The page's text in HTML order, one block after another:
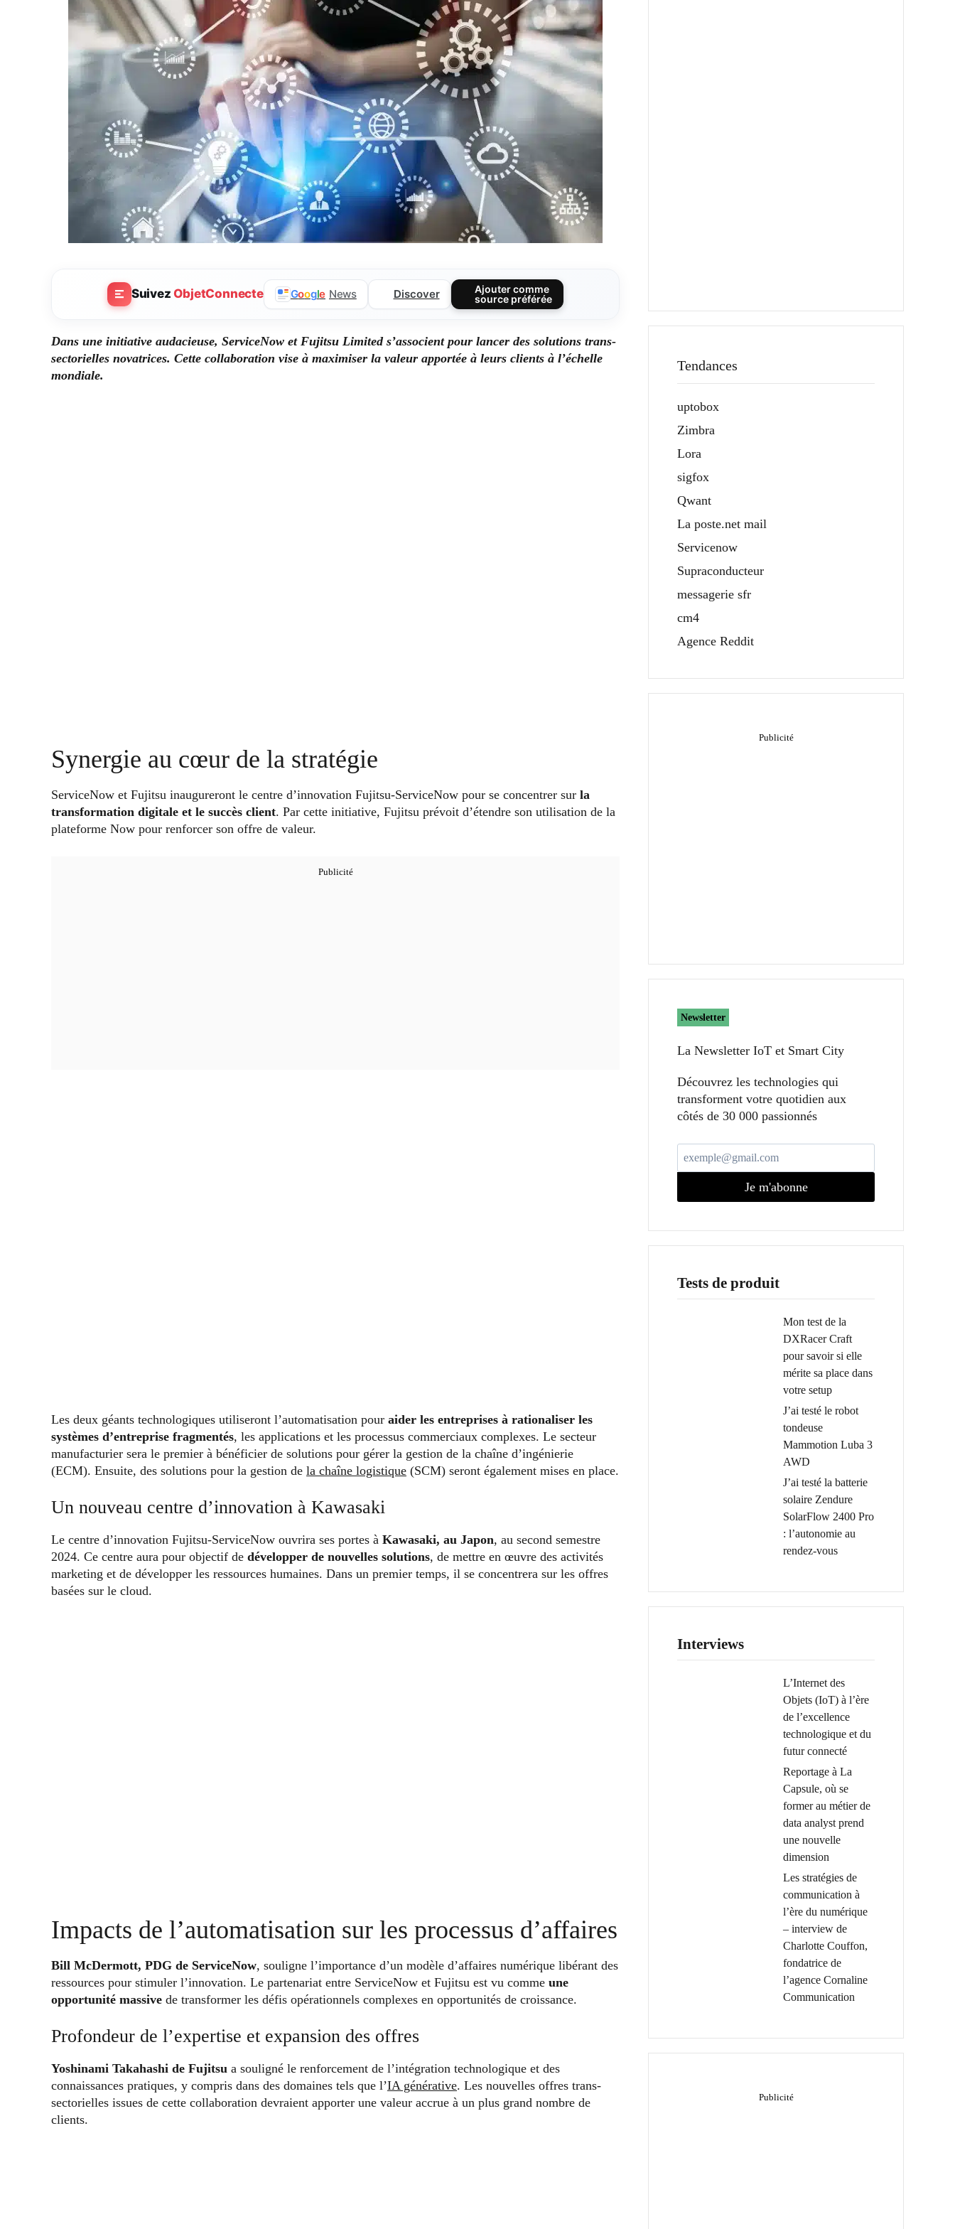
SuivezObjetConnecte Google News Discover
Ajouter comme
source préférée
Dans une initiative audacieuse, ServiceNow et Fujitsu Limited s’associent pour lancer des solutions trans-
sectorielles novatrices. Cette collaboration vise à maximiser la valeur apportée à leurs clients à l’échelle
mondiale.
Synergie au cœur de la stratégie
ServiceNow et Fujitsu inaugureront le centre d’innovation Fujitsu-ServiceNow pour se concentrer sur la
transformation digitale et le succès client. Par cette initiative, Fujitsu prévoit d’étendre son utilisation de la
plateforme Now pour renforcer son offre de valeur.
Les deux géants technologiques utiliseront l’automatisation pour aider les entreprises à rationaliser les
systèmes d’entreprise fragmentés, les applications et les processus commerciaux complexes. Le secteur
manufacturier sera le premier à bénéficier de solutions pour gérer la gestion de la chaîne d’ingénierie
(ECM). Ensuite, des solutions pour la gestion de la chaîne logistique (SCM) seront également mises en place.
Un nouveau centre d’innovation à Kawasaki
Le centre d’innovation Fujitsu-ServiceNow ouvrira ses portes à Kawasaki, au Japon, au second semestre
2024. Ce centre aura pour objectif de développer de nouvelles solutions, de mettre en œuvre des activités
marketing et de développer les ressources humaines. Dans un premier temps, il se concentrera sur les offres
basées sur le cloud.
Impacts de l’automatisation sur les processus d’affaires
Bill McDermott, PDG de ServiceNow, souligne l’importance d’un modèle d’affaires numérique libérant des
ressources pour stimuler l’innovation. Le partenariat entre ServiceNow et Fujitsu est vu comme une
opportunité massive de transformer les défis opérationnels complexes en opportunités de croissance.
Profondeur de l’expertise et expansion des offres
Yoshinami Takahashi de Fujitsu a souligné le renforcement de l’intégration technologique et des
connaissances pratiques, y compris dans des domaines tels que l’IA générative. Les nouvelles offres trans-
sectorielles issues de cette collaboration devraient apporter une valeur accrue à un plus grand nombre de
clients.
Tendances
uptobox
Zimbra
Lora
sigfox
Qwant
La poste.net mail
Servicenow
Supraconducteur
messagerie sfr
cm4
Agence Reddit
Newsletter
La Newsletter IoT et Smart City​
Découvrez les technologies qui
transforment votre quotidien aux
côtés de 30 000 passionnés
Je m'abonne
Tests de produit
Mon test de la
DXRacer Craft
pour savoir si elle
mérite sa place dans
votre setup
J’ai testé le robot
tondeuse
Mammotion Luba 3
AWD
J’ai testé la batterie
solaire Zendure
SolarFlow 2400 Pro
: l’autonomie au
rendez-vous
Interviews
L’Internet des
Objets (IoT) à l’ère
de l’excellence
technologique et du
futur connecté
Reportage à La
Capsule, où se
former au métier de
data analyst prend
une nouvelle
dimension
Les stratégies de
communication à
l’ère du numérique
– interview de
Charlotte Couffon,
fondatrice de
l’agence Cornaline
Communication